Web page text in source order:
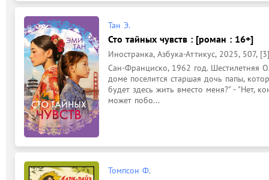
Тан Э.
Сто тайных чувств : [роман : 16+]
Иностранка, Азбука-Аттикус, 2025, 507,
Сан-Франциско, 1962 год. Шестилетняя
доме поселится старшая дочь папы,
будет здесь жить вместо меня?" - "Нет,
может побо...
Томпсон Ф.